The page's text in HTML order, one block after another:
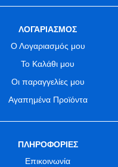
ΛΟΓΑΡΙΑΣΜΟΣ
Ο Λογαριασμός μου
Το Καλάθι μου
Οι παραγγελίες μου
Αγαπημένα Προϊόντα
ΠΛΗΡΟΦΟΡΙΕΣ
Επικοινωνία